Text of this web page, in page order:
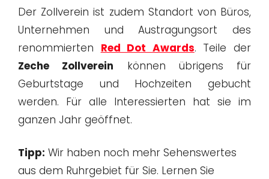
Der Zollverein ist zudem Standort von Büros,
Unternehmen und Austragungsort des
renommierten Red Dot Awards. Teile der
Zeche Zollverein können übrigens für
Geburtstage und Hochzeiten gebucht
werden. Für alle Interessierten hat sie im
ganzen Jahr geöffnet.
Tipp: Wir haben noch mehr Sehenswertes
aus dem Ruhrgebiet für Sie. Lernen Sie